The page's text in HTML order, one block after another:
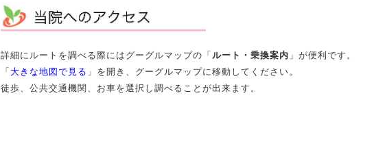
詳細にルートを調べる際にはグーグルマップの「 ルート・乗換案内 」が便利です。
「 大きな地図で見る 」を開き、グーグルマップに移動してください。
徒歩、公共交通機関、お車を選択し調べることが出来ます。